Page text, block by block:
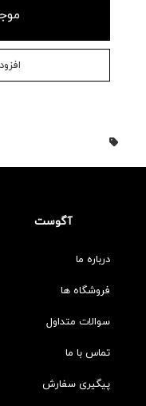
آگوست
درباره ما
فروشگاه ها
سوالات متداول
تماس با ما
پیگیری سفارش